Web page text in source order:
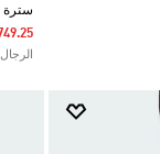
سترة